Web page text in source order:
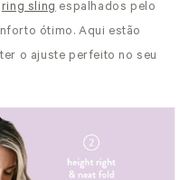
ring sling espalhados pelo
ótimo. Aqui estão
o ajuste perfeito no seu